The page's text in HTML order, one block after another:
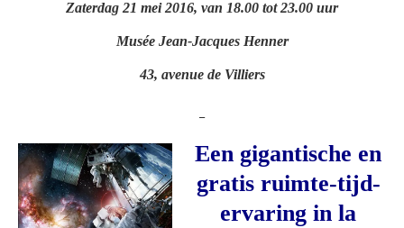
Zaterdag 21 mei 2016, van 18.00 tot 23.00 uur
Musée Jean-Jacques Henner
43, avenue de Villiers
Een gigantische en
gratis ruimte-tijd-
ervaring in la